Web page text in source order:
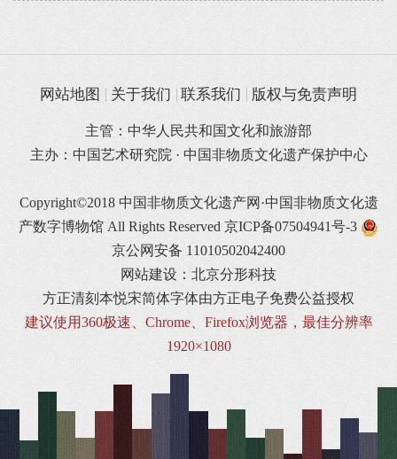
网站地图 关于我们 联系我们 版权与免责声明
主管：中华人民共和国文化和旅游部
主办：中国艺术研究院 · 中国非物质文化遗产保护中心
Copyright©2018 中国非物质文化遗产网·中国非物质文化遗
产数字博物馆 All Rights Reserved 京ICP备07504941号-3
京公网安备 11010502042400
网站建设：北京分形科技
方正清刻本悦宋简体字体由方正电子免费公益授权
建议使用360极速、Chrome、Firefox浏览器，最佳分辨率
1920×1080